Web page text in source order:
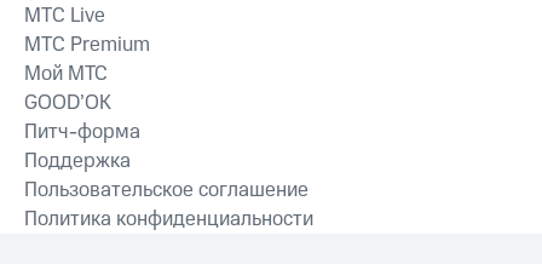
MTС Live
MTС Premium
Мой МТС
GOOD’OK
Питч-форма
Поддержка
Пользовательское соглашение
Политика конфиденциальности